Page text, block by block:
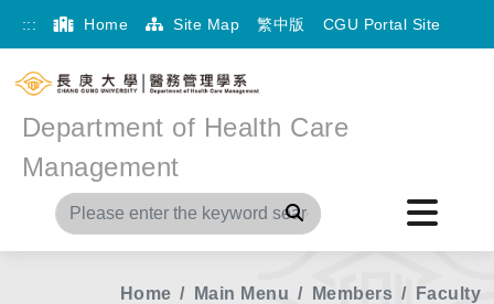
::: Home Site Map 繁中版 CGU Portal Site
Department of Health Care
Management
Search
Home Main Menu Members Faculty